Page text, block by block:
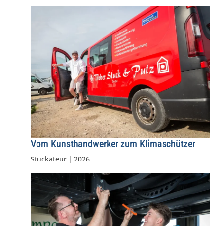
Vom Kunsthandwerker zum Klimaschützer
Stuckateur| 2026